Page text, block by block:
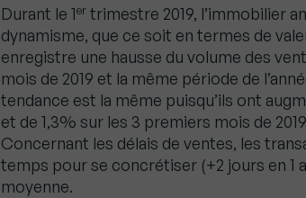
Durant le 1er trimestre 2019, l’immobilier
dynamisme, que ce soit en termes de
enregistre une hausse du volume des
mois de 2019 et la même période de
tendance est la même puisqu’ils ont
et de 1,3% sur les 3 premiers mois de
Concernant les délais de ventes, les
temps pour se concrétiser (+2 jours en 1
moyenne.